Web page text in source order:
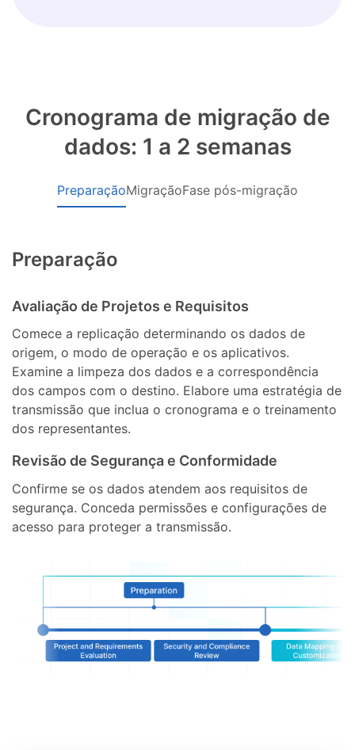
Cronograma de migração de
dados: 1 a 2 semanas
PreparaçãoMigraçãoFase pós-migração
Preparação
Avaliação de Projetos e Requisitos
Comece a replicação determinando os dados de
origem, o modo de operação e os aplicativos.
Examine a limpeza dos dados e a correspondência
dos campos com o destino. Elabore uma estratégia de
transmissão que inclua o cronograma e o treinamento
dos representantes.
Revisão de Segurança e Conformidade
Confirme se os dados atendem aos requisitos de
segurança. Conceda permissões e configurações de
acesso para proteger a transmissão.